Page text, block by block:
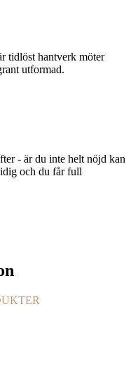
tidlöst hantverk möter
utformad.
- är du inte helt nöjd kan
och du får full